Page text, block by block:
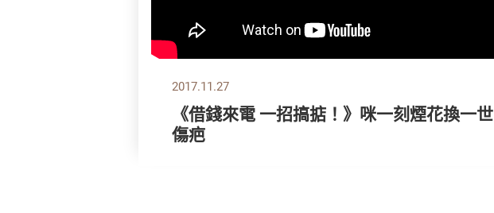
2017.11.27
《借錢來電 一招搞掂！》咪一刻煙花換一世
傷疤